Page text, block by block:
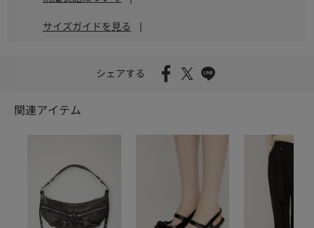
サイズガイドを見る |
シェアする
関連アイテム